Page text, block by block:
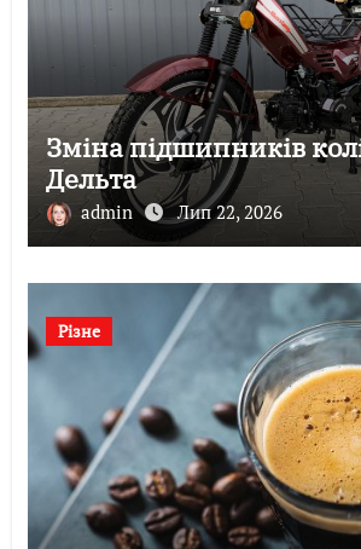
Зміна підшипників
Дельта
admin Лип 22, 2026
Різне